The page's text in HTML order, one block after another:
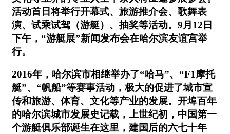
活动首日将举行开幕式、旅游推介会、歌舞表
演、试乘试驾（游艇）、抽奖等活动。9月12日
下午，“游艇展”新闻发布会在哈尔滨友谊宫举
行。
2016年，哈尔滨市相继举办了“哈马”、“F1摩托
艇”、“帆船”等赛事活动，极大的促进了城市宣
传和旅游、体育、文化等产业的发展。开埠百年
的哈尔滨城市发展史记载，上世纪初，中国第一
个游艇俱乐部诞生在这里，建国后的六七十年